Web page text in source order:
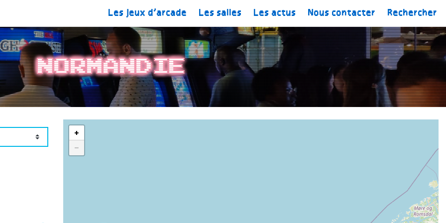
Les jeux d’arcade Les salles Les actus Nous contacter Rechercher
Normandie
+
−